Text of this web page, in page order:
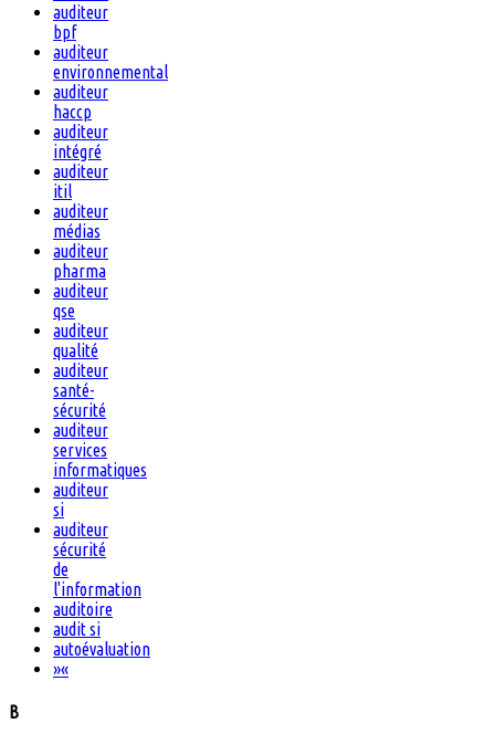
auditeur
bpf
auditeur
environnemental
auditeur
haccp
auditeur
intégré
auditeur
itil
auditeur
médias
auditeur
pharma
auditeur
qse
auditeur
qualité
auditeur
santé-
sécurité
auditeur
services
informatiques
auditeur
si
auditeur
sécurité
de
l'information
auditoire
audit si
autoévaluation
»«
B